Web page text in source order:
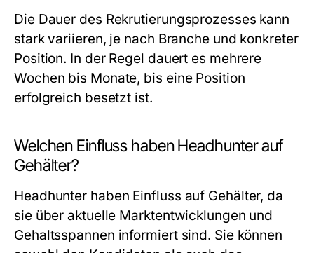
Die Dauer des Rekrutierungsprozesses kann
stark variieren, je nach Branche und konkreter
Position. In der Regel dauert es mehrere
Wochen bis Monate, bis eine Position
erfolgreich besetzt ist.
Welchen Einfluss haben Headhunter auf
Gehälter?
Headhunter haben Einfluss auf Gehälter, da
sie über aktuelle Marktentwicklungen und
Gehaltsspannen informiert sind. Sie können